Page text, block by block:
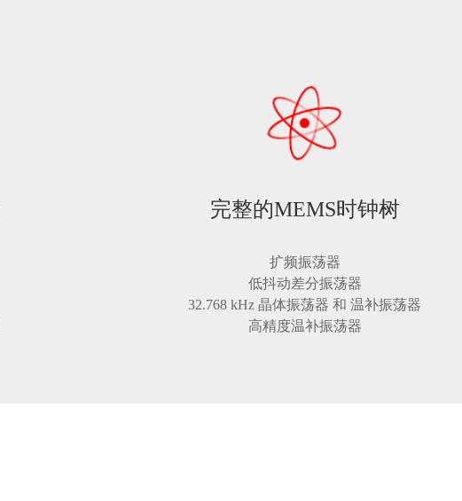
完整的MEMS时钟树
扩频振荡器
低抖动差分振荡器
32.768 kHz 晶体振荡器 和 温补振荡器
高精度温补振荡器